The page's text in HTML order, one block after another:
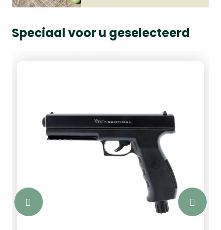
Speciaal voor u geselecteerd